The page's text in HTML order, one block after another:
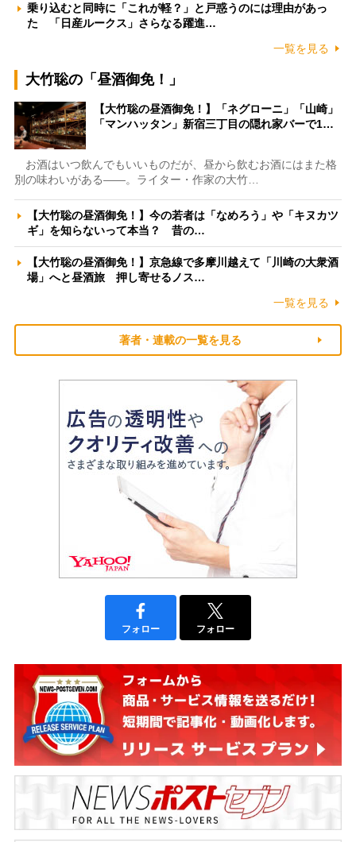
乗り込むと同時に「これが軽？」と戸惑うのには理由があっ
た 「日産ルークス」さらなる躍進…
一覧を見る
大竹聡の「昼酒御免！」
【大竹聡の昼酒御免！】「ネグローニ」「山崎」
「マンハッタン」新宿三丁目の隠れ家バーで1…
お酒はいつ飲んでもいいものだが、昼から飲むお酒にはまた格
別の味わいがある――。ライター・作家の大竹…
【大竹聡の昼酒御免！】今の若者は「なめろう」や「キヌカツ
ギ」を知らないって本当？ 昔の…
【大竹聡の昼酒御免！】京急線で多摩川越えて「川崎の大衆酒
場」へと昼酒旅 押し寄せるノス…
一覧を見る
著者・連載の一覧を見る
フォロー フォロー